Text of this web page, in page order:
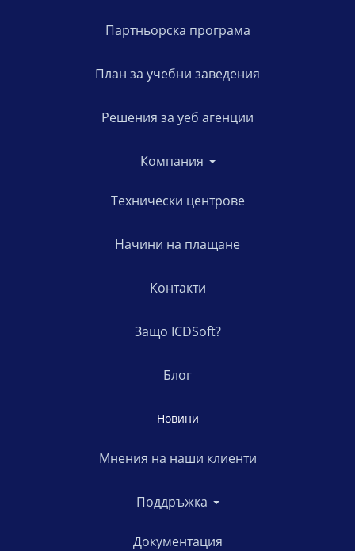
Партньорска програма
План за учебни заведения
Решения за уеб агенции
Компания
Технически центрове
Начини на плащане
Контакти
Защо ICDSoft?
Блог
Новини
Мнения на наши клиенти
Поддръжка
Документация